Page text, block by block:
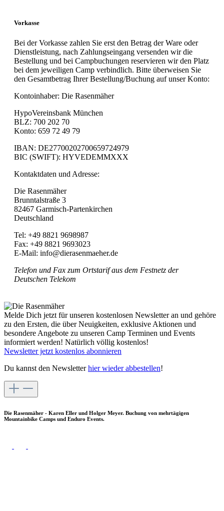
Vorkasse
Bei der Vorkasse zahlen Sie erst den Betrag der Ware oder
Dienstleistung, nach Zahlungseingang versenden wir die
Bestellung und bei Campbuchungen reservieren wir den Platz
bei dem jeweiligen Camp verbindlich. Bitte überweisen Sie
den Gesamtbetrag Ihrer Bestellung/Buchung auf unser Konto:
Kontoinhaber: Die Rasenmäher
HypoVereinsbank München
BLZ: 700 202 70
Konto: 659 72 49 79
IBAN: DE27700202700659724979
BIC (SWIFT): HYVEDEMMXXX
Kontaktdaten und Adresse:
Die Rasenmäher
Brunntalstraße 3
82467 Garmisch-Partenkirchen
Deutschland
Tel: +49 8821 9698987
Fax: +49 8821 9693023
E-Mail: info@dierasenmaeher.de
Telefon und Fax zum Ortstarif aus dem Festnetz der
Deutschen Telekom
Melde Dich jetzt für unseren kostenlosen Newsletter an und gehöre
zu den Ersten, die über Neuigkeiten, exklusive Aktionen und
besondere Angebote zu unseren Camp Terminen und Events
informiert werden! Natürlich völlig kostenlos!
Newsletter jetzt kostenlos abonnieren
Du kannst den Newsletterhier wieder abbestellen!
Die Rasenmäher - Karen Eller und Holger Meyer. Buchung von mehrtägigen
Mountainbike Camps und Enduro Events.